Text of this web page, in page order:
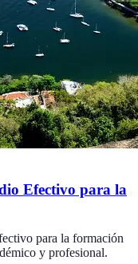
Efectivo para la
para la formación
y profesional.